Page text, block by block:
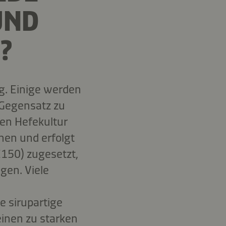
Einige werden
zu
Hefekultur
und erfolgt
zugesetzt,
Viele
sirupartige
zu starken